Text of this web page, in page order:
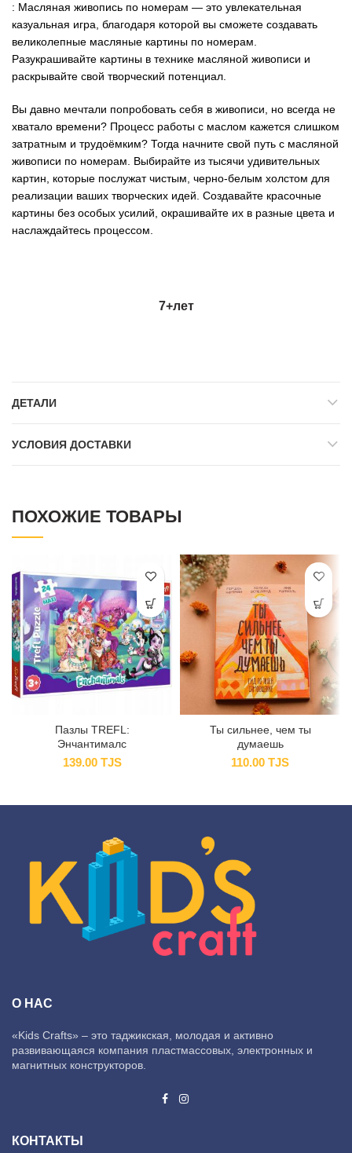
: Масляная живопись по номерам — это увлекательная
казуальная игра, благодаря которой вы сможете создавать
великолепные масляные картины по номерам.
Разукрашивайте картины в технике масляной живописи и
раскрывайте свой творческий потенциал.
Вы давно мечтали попробовать себя в живописи, но всегда не
хватало времени? Процесс работы с маслом кажется слишком
затратным и трудоёмким? Тогда начните свой путь с масляной
живописи по номерам. Выбирайте из тысячи удивительных
картин, которые послужат чистым, черно-белым холстом для
реализации ваших творческих идей. Создавайте красочные
картины без особых усилий, окрашивайте их в разные цвета и
наслаждайтесь процессом.
7+лет
ДЕТАЛИ
УСЛОВИЯ ДОСТАВКИ
ПОХОЖИЕ ТОВАРЫ
Пазлы TREFL:
Энчантималс
139.00 TJS
Ты сильнее, чем ты
думаешь
110.00 TJS
О НАС
«Kids Crafts» – это таджикская, молодая и активно
развивающаяся компания пластмассовых, электронных и
магнитных конструкторов.
КОНТАКТЫ